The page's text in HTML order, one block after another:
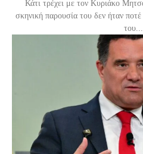
Κάτι τρέχει με τον Κυριάκο
σκηνική παρουσία του δεν ήταν
του...